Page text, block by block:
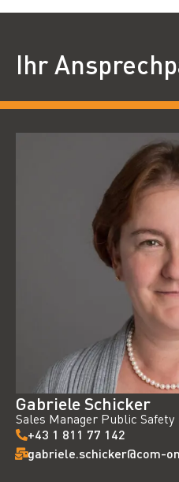
Ihr
Gabriele Schicker
Sales Manager Public Safety
+43 1 811 77 142
gabriele.schicker@com-